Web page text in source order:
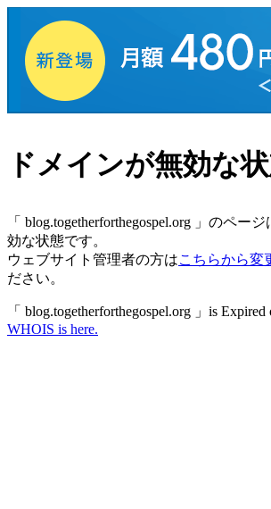
ドメインが無効な状
「 blog.togetherforthegospel.org 」のペー
効な状態です。
ウェブサイト管理者の方はこちらから変
ださい。
「 blog.togetherforthegospel.org 」is Expired
WHOIS is here.